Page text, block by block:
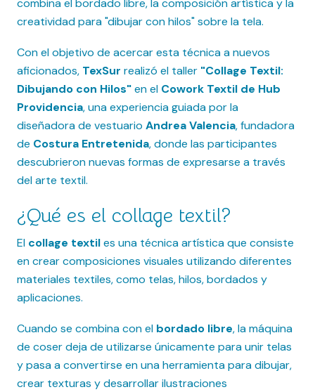
combina el bordado libre, la composición artística y la
creatividad para "dibujar con hilos" sobre la tela.
Con el objetivo de acercar esta técnica a nuevos
aficionados, TexSur realizó el taller "Collage Textil:
Dibujando con Hilos"en el Cowork Textil de Hub
Providencia, una experiencia guiada por la
diseñadora de vestuario Andrea Valencia, fundadora
de Costura Entretenida, donde las participantes
descubrieron nuevas formas de expresarse a través
del arte textil.
¿Qué es el collage textil?
El collage textiles una técnica artística que consiste
en crear composiciones visuales utilizando diferentes
materiales textiles, como telas, hilos, bordados y
aplicaciones.
Cuando se combina con el bordado libre, la máquina
de coser deja de utilizarse únicamente para unir telas
y pasa a convertirse en una herramienta para dibujar,
crear texturas y desarrollar ilustraciones